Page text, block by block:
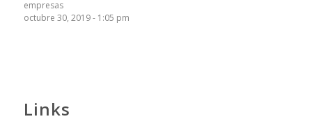
empresas
octubre 30, 2019 - 1:05 pm
Links